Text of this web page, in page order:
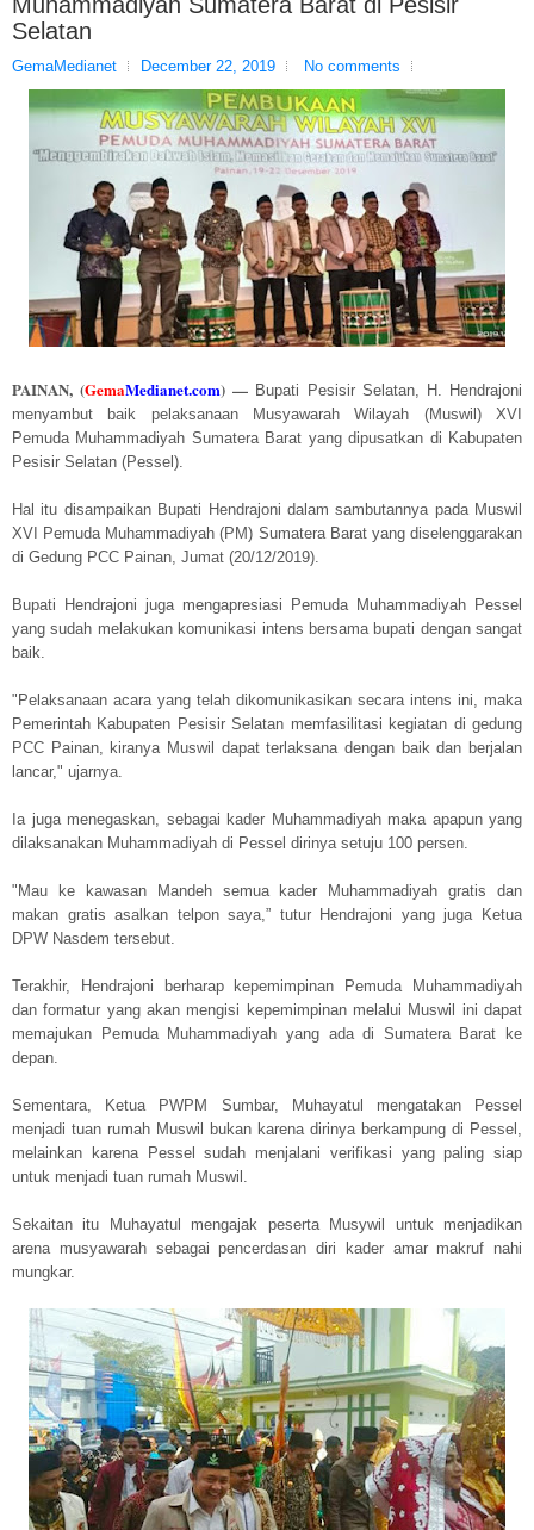
Muhammadiyah Sumatera Barat di Pesisir
Selatan
GemaMedianet December 22, 2019 No comments
PAINAN,(GemaMedianet.com)— Bupati Pesisir Selatan, H. Hendrajoni
menyambut baik pelaksanaan Musyawarah Wilayah (Muswil) XVI
Pemuda Muhammadiyah Sumatera Barat yang dipusatkan di Kabupaten
Pesisir Selatan (Pessel).
Hal itu disampaikan Bupati Hendrajoni dalam sambutannya pada Muswil
XVI Pemuda Muhammadiyah (PM) Sumatera Barat yang diselenggarakan
di Gedung PCC Painan, Jumat (20/12/2019).
Bupati Hendrajoni juga mengapresiasi Pemuda Muhammadiyah Pessel
yang sudah melakukan komunikasi intens bersama bupati dengan sangat
baik.
"Pelaksanaan acara yang telah dikomunikasikan secara intens ini, maka
Pemerintah Kabupaten Pesisir Selatan memfasilitasi kegiatan di gedung
PCC Painan, kiranya Muswil dapat terlaksana dengan baik dan berjalan
lancar," ujarnya.
Ia juga menegaskan, sebagai kader Muhammadiyah maka apapun yang
dilaksanakan Muhammadiyah di Pessel dirinya setuju 100 persen.
"Mau ke kawasan Mandeh semua kader Muhammadiyah gratis dan
makan gratis asalkan telpon saya,” tutur Hendrajoni yang juga Ketua
DPW Nasdem tersebut.
Terakhir, Hendrajoni berharap kepemimpinan Pemuda Muhammadiyah
dan formatur yang akan mengisi kepemimpinan melalui Muswil ini dapat
memajukan Pemuda Muhammadiyah yang ada di Sumatera Barat ke
depan.
Sementara, Ketua PWPM Sumbar, Muhayatul mengatakan Pessel
menjadi tuan rumah Muswil bukan karena dirinya berkampung di Pessel,
melainkan karena Pessel sudah menjalani verifikasi yang paling siap
untuk menjadi tuan rumah Muswil.
Sekaitan itu Muhayatul mengajak peserta Musywil untuk menjadikan
arena musyawarah sebagai pencerdasan diri kader amar makruf nahi
mungkar.